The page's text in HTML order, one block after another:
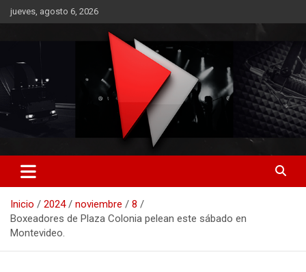
Saltar
al
jueves, agosto 6, 2026
RO CONTENIDOS
Inicio 2024 noviembre
8
Boxeadores de Plaza Colonia pelean este sábado en
Montevideo.